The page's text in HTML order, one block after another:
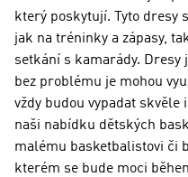
který poskytují. Tyto dresy
jak na tréninky a zápasy,
setkání s kamarády.
bez problému je mohou
vždy budou vypadat skvěle
naši nabídku dětských
malému basketbalistovi či
kterém se bude moci